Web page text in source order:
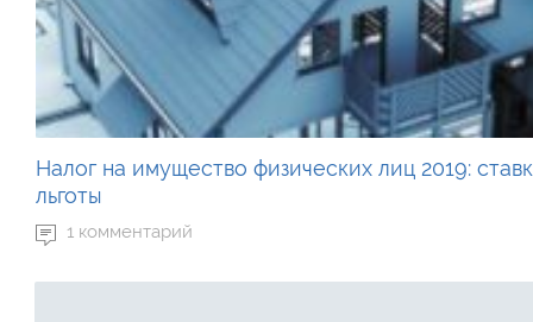
Налог на имущество физических лиц 2019:
льготы
1 комментарий